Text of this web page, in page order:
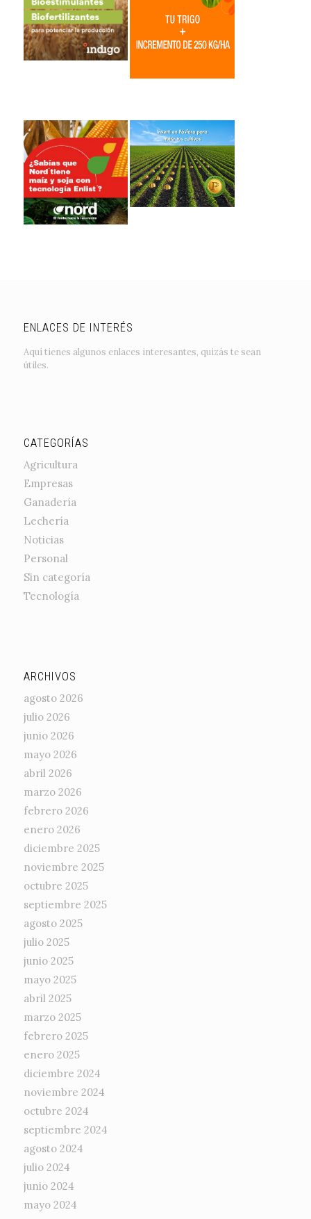
ENLACES DE INTERÉS
Aquí tienes algunos enlaces interesantes, quizás te sean
útiles.
CATEGORÍAS
Agricultura
Empresas
Ganadería
Lechería
Noticias
Personal
Sin categoría
Tecnología
ARCHIVOS
agosto 2026
julio 2026
junio 2026
mayo 2026
abril 2026
marzo 2026
febrero 2026
enero 2026
diciembre 2025
noviembre 2025
octubre 2025
septiembre 2025
agosto 2025
julio 2025
junio 2025
mayo 2025
abril 2025
marzo 2025
febrero 2025
enero 2025
diciembre 2024
noviembre 2024
octubre 2024
septiembre 2024
agosto 2024
julio 2024
junio 2024
mayo 2024